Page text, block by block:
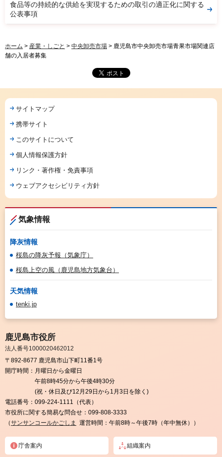
食品等の持続的な供給を実現するための取引の適正化に関する
公表事項
ホーム > 産業・しごと > 中央卸売市場 > 鹿児島市中央卸売市場青果市場関連店
舗の入居者募集
サイトマップ
携帯サイト
このサイトについて
個人情報保護方針
リンク・著作権・免責事項
ウェブアクセシビリティ方針
気象情報
降灰情報
桜島の降灰予報（気象庁）
桜島上空の風（鹿児島地方気象台）
天気情報
tenki.jp
鹿児島市役所
法人番号1000020462012
〒892-8677 鹿児島市山下町11番1号
開庁時間： 月曜日から金曜日
午前8時45分から午後4時30分
(祝・休日及び12月29日から1月3日を除く)
電話番号： 099-224-1111（代表）
市役所に関する簡易な問合せ： 099-808-3333
（サンサンコールかごしま 運営時間：午前8時～午後7時（年中無休））
庁舎案内 組織案内